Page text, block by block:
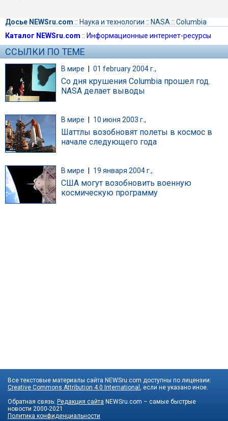
Досье NEWSru.com :: Наука и технологии :: NASA :: Columbia
Каталог NEWSru.com :: Информационные интернет-ресурсы
ССЫЛКИ ПО ТЕМЕ
В мире | 01 february 2004 г.,
Со дня крушения Columbia прошел год.
NASA делает выводы
В мире 10 июня 2003 г.,
Шаттлы возобновят полеты в космос в
начале следующего года
В мире 19 января 2004 г.,
США могут возобновить военную
космическую программу
Все текстовые материалы сайта NEWSru.com доступны по лицензии:
Creative Commons Attribution 4.0 International , если не указано иное.
Обратная связь: Редакция сайта NEWSru.com – самые быстрые
новости 2000-2021
Политика конфиденциальности